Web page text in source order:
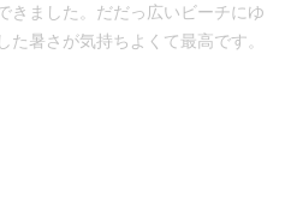
きました。だだっ広いビーチにゆ
た暑さが気持ちよくて最高です。